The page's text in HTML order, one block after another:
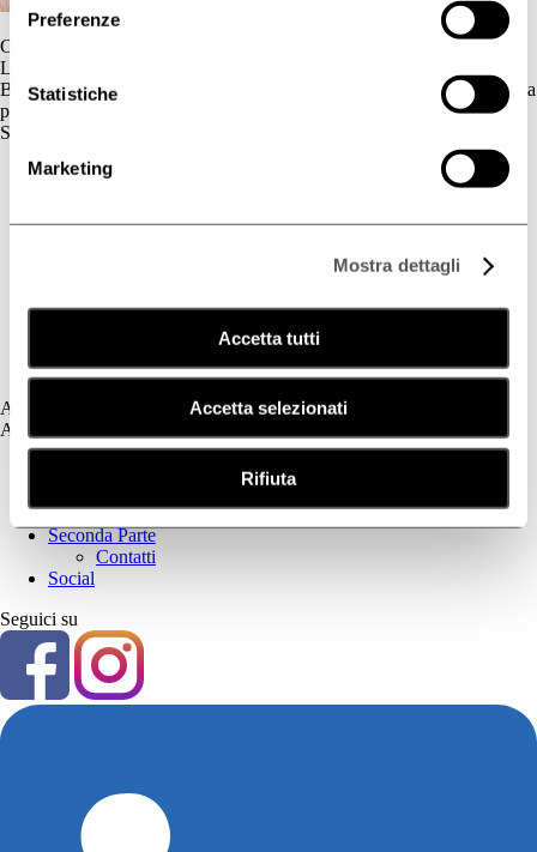
Preferenze
Statistiche
Marketing
Mostra dettagli
Accetta tutti
Accetta selezionati
Rifiuta
Contatti
L'azienda
BIOGENA è un’azienda cosmetica la cui gamma di prodotti è dedicata
principalmente al benessere della pelle.
Skincare
Cute Sensibile
Fotoprotezione Dedicata
Tricologia
Assistenza
Assistenza
Cookie Policy
Seconda Parte
Contatti
Social
Seguici su